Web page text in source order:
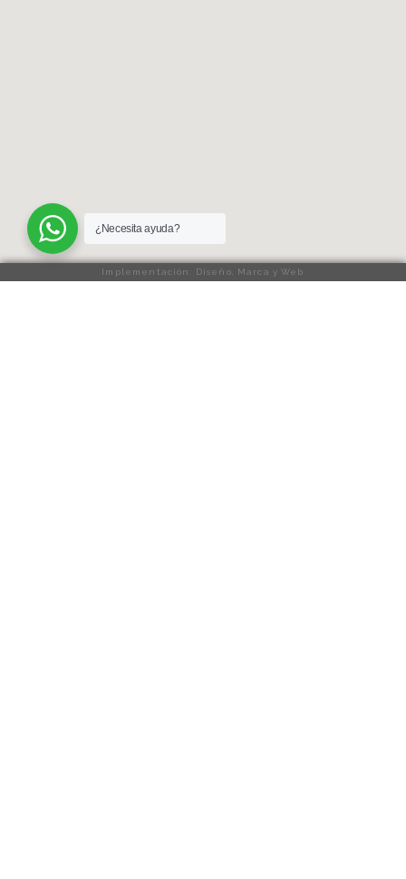
¿Necesita ayuda?
Implementación: Diseño, Marca y Web